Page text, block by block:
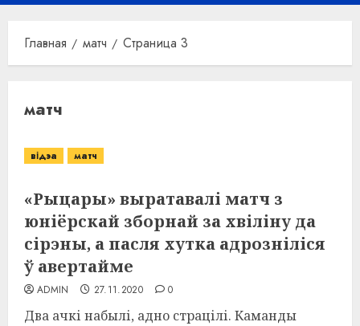
Главная матч Страница 3
матч
відэа матч
«Рыцары» выратавалі матч з
юніёрскай зборнай за хвіліну да
сірэны, а пасля хутка адрозніліся
ў авертайме
ADMIN 27.11.2020 0
Два ачкі набылі, адно страцілі. Каманды